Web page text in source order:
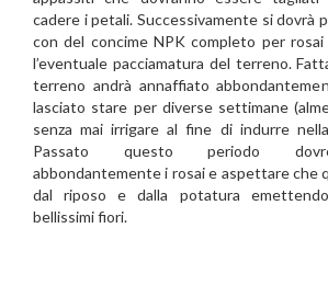
cadere i petali. Successivamente si dovrà
con del concime NPK completo per
l’eventuale pacciamatura del terreno.
terreno andrà annaffiato
lasciato stare per diverse settimane
senza mai irrigare al fine di indurre
Passato questo periodo
abbondantemente i rosai e aspettare che
dal riposo e dalla potatura
bellissimi fiori.